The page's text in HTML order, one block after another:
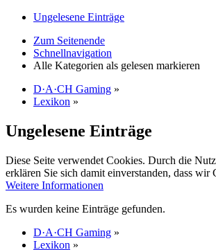
Ungelesene Einträge
Zum Seitenende
Schnellnavigation
Alle Kategorien als gelesen markieren
D·A·CH Gaming »
Lexikon »
Ungelesene Einträge
Diese Seite verwendet Cookies. Durch die
erklären Sie sich damit einverstanden, dass wir
Weitere Informationen
Es wurden keine Einträge gefunden.
D·A·CH Gaming »
Lexikon »